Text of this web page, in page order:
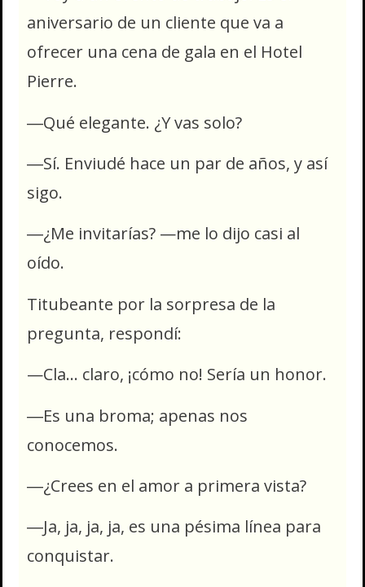
aniversario de un cliente que va a
ofrecer una cena de gala en el Hotel
Pierre.
―Qué elegante. ¿Y vas solo?
―Sí. Enviudé hace un par de años, y así
sigo.
―¿Me invitarías? —me lo dijo casi al
oído.
Titubeante por la sorpresa de la
pregunta, respondí:
—Cla… claro, ¡cómo no! Sería un honor.
―Es una broma; apenas nos
conocemos.
―¿Crees en el amor a primera vista?
―Ja, ja, ja, ja, es una pésima línea para
conquistar.